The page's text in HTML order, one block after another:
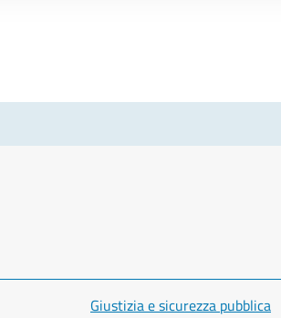
Giustizia e sicurezza pubblica